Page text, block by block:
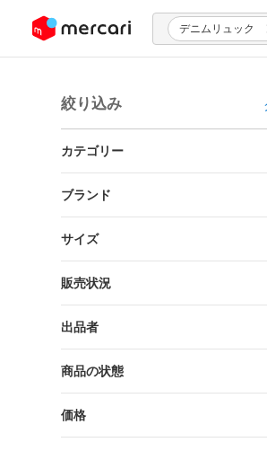
ツにスキップ デニムリュック
絞り込み
カテゴリー
ブランド
サイズ
販売状況
出品者
商品の状態
価格